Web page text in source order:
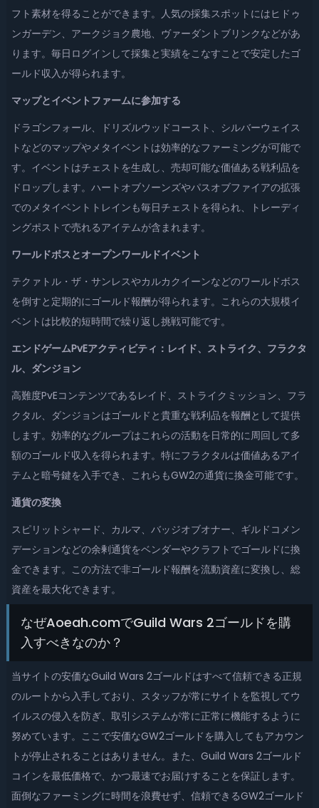
フト素材を得ることができます。人気の採集スポットにはヒドゥ
ンガーデン、アークジョク農地、ヴァーダントブリンクなどがあ
ります。毎日ログインして採集と実績をこなすことで安定したゴ
ールド収入が得られます。
マップとイベントファームに参加する
ドラゴンフォール、ドリズルウッドコースト、シルバーウェイス
トなどのマップやメタイベントは効率的なファーミングが可能で
す。イベントはチェストを生成し、売却可能な価値ある戦利品を
ドロップします。ハートオブソーンズやパスオブファイアの拡張
でのメタイベントトレインも毎日チェストを得られ、トレーディ
ングポストで売れるアイテムが含まれます。
ワールドボスとオープンワールドイベント
テクァトル・ザ・サンレスやカルカクイーンなどのワールドボス
を倒すと定期的にゴールド報酬が得られます。これらの大規模イ
ベントは比較的短時間で繰り返し挑戦可能です。
エンドゲームPvEアクティビティ：レイド、ストライク、フラクタ
ル、ダンジョン
高難度PvEコンテンツであるレイド、ストライクミッション、フラ
クタル、ダンジョンはゴールドと貴重な戦利品を報酬として提供
します。効率的なグループはこれらの活動を日常的に周回して多
額のゴールド収入を得られます。特にフラクタルは価値あるアイ
テムと暗号鍵を入手でき、これらもGW2の通貨に換金可能です。
通貨の変換
スピリットシャード、カルマ、バッジオブオナー、ギルドコメン
デーションなどの余剰通貨をベンダーやクラフトでゴールドに換
金できます。この方法で非ゴールド報酬を流動資産に変換し、総
資産を最大化できます。
なぜAoeah.comでGuild Wars 2ゴールドを購
入すべきなのか？
当サイトの安価なGuild Wars 2ゴールドはすべて信頼できる正規
のルートから入手しており、スタッフが常にサイトを監視してウ
イルスの侵入を防ぎ、取引システムが常に正常に機能するように
努めています。ここで安価なGW2ゴールドを購入してもアカウン
トが停止されることはありません。また、Guild Wars 2ゴールド
コインを最低価格で、かつ最速でお届けすることを保証します。
面倒なファーミングに時間を浪費せず、信頼できるGW2ゴールド